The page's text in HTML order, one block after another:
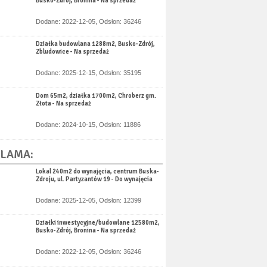
Dodane: 2022-12-05, Odsłon: 36246
Działka budowlana 1288m2, Busko-Zdrój,
Zbludowice - Na sprzedaż
Dodane: 2025-12-15, Odsłon: 35195
Dom 65m2, działka 1700m2, Chroberz gm.
Złota - Na sprzedaż
Dodane: 2024-10-15, Odsłon: 11886
Lokal 240m2 do wynajęcia, centrum Buska-
Zdroju, ul. Partyzantów 19 - Do wynajęcia
Dodane: 2025-12-05, Odsłon: 12399
Działki inwestycyjne/budowlane 12580m2,
Busko-Zdrój, Bronina - Na sprzedaż
Dodane: 2022-12-05, Odsłon: 36246